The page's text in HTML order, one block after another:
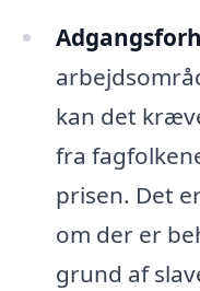
kan det
fra
prisen. Det
om der er
grund af